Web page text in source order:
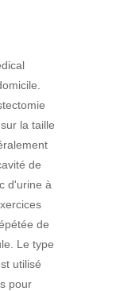
la taille
de
d'urine à
de
Le type
utilisé
pour